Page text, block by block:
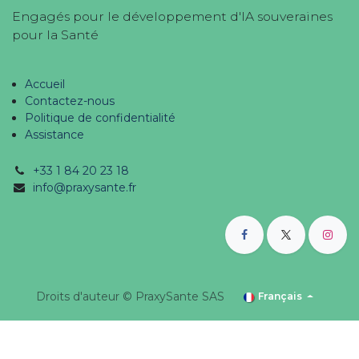
Engagés pour le développement d'IA souveraines
pour la Santé
Accueil
Contactez-nous
Politique de confidentialité
Assistance
+33 1 84 20 23 18
info@praxysante.fr
Droits d'auteur © PraxySante SAS Français